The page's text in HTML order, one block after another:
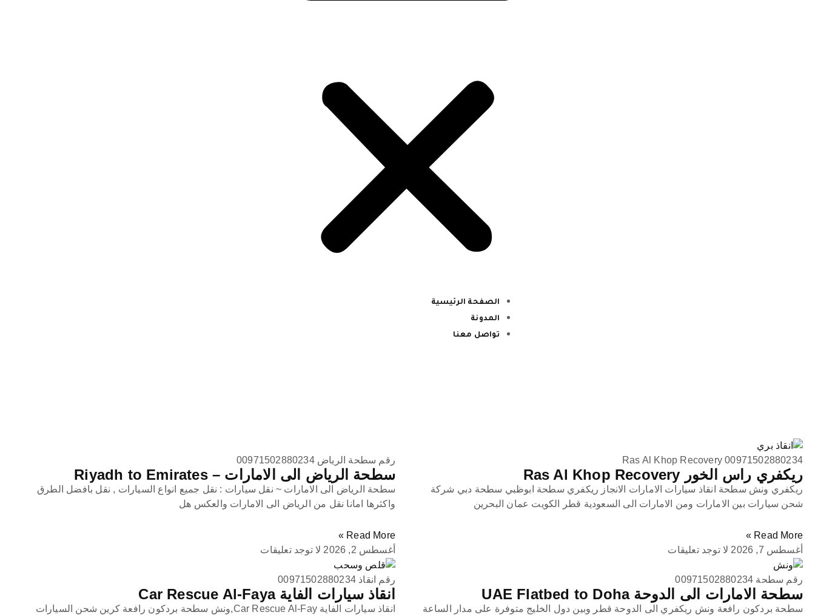
الصفحة الرئيسية
المدونة
تواصل معنا
Ras Al Khop Recovery 00971502880234
ريكفري راس الخور Ras Al Khop Recovery
ريكفري ونش سطحة انقاذ سيارات الامارات الانجاز ريكفري سطحة ابوظبي سطحة دبي شركة
شحن سيارات بين الامارات ومن الامارات الى السعودية قطر الكويت عمان البحرين
Read More »
أغسطس 7, 2026
لا توجد تعليقات
رقم سطحة الرياض 00971502880234
سطحة الرياض الى الامارات – Riyadh to Emirates
سطحة الرياض الى الامارات ~ نقل سيارات : نقل جميع انواع السيارات , نقل بافضل الطرق
واكثرها امانا نقل من الرياض الى الامارات والعكس هل
Read More »
أغسطس 2, 2026
لا توجد تعليقات
رقم سطحة 00971502880234
سطحة الامارات الى الدوحة UAE Flatbed to Doha
سطحة بردكون رافعة ونش ريكفري الى الدوحة قطر وبين دول الخليج متوفرة على مدار الساعة
رقم انقاذ 00971502880234
انقاذ سيارات الفاية Car Rescue Al-Faya
انقاذ سيارات الفاية Car Rescue Al-Fay,ونش سطحة بردكون رافعة كرين شحن السيارات